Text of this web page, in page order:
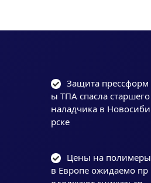
Защита прессформ
ы ТПА спасла старшего
наладчика в Новосиби
рске
Цены на полимеры
в Европе ожидаемо пр